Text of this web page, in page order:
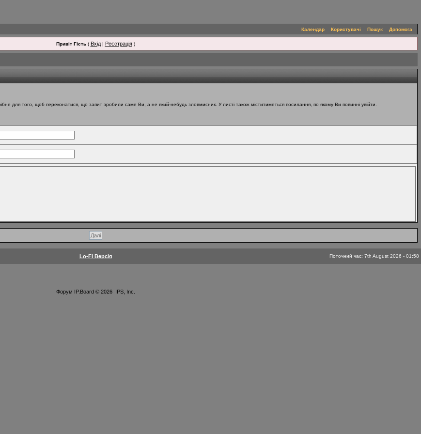
Календар Користувачі Пошук Допомога
Привіт Гість( Вхід| Реєстрація)
для того, щоб переконатися, що запит зробили саме Ви, а не який-небудь зловмисник. У листі також міститиметься посилання, по якому Ви повинні увійти.
Lo-Fi Версія Поточний час: 7th August 2026 - 01:58
Форум IP.Board© 2026 IPS, Inc